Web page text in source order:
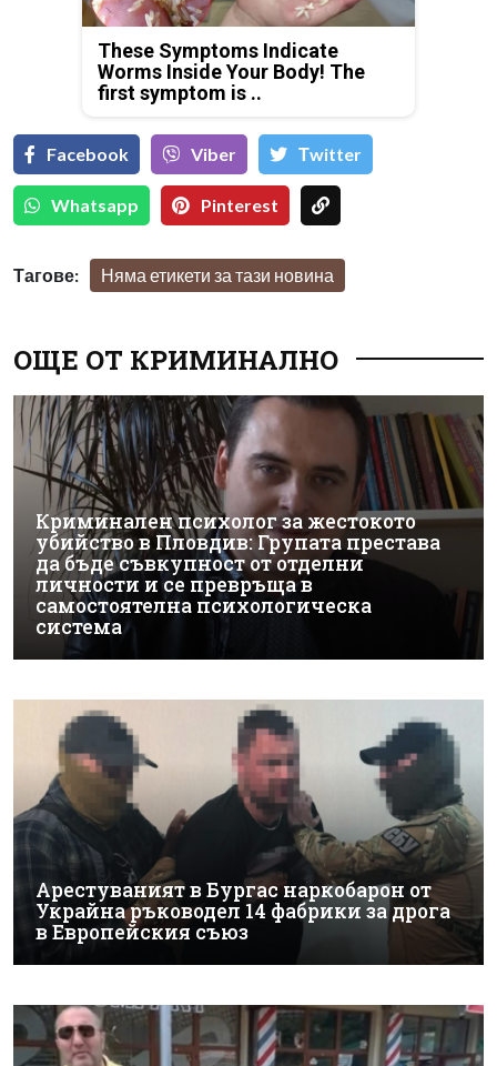
These Symptoms Indicate
Worms Inside Your Body! The
first symptom is ..
Facebook Viber Тwitter
Whatsapp Pinterest
Тагове: Няма етикети за тази новина
ОЩЕ ОТ КРИМИНАЛНО
Криминален психолог за жестокото
убийство в Пловдив: Групата престава
да бъде съвкупност от отделни
личности и се превръща в
самостоятелна психологическа
система
Арестуваният в Бургас наркобарон от
Украйна ръководел 14 фабрики за дрога
в Европейския съюз